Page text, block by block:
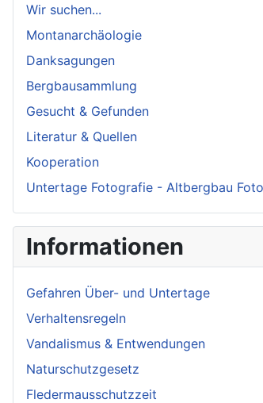
Wir suchen...
Montanarchäologie
Danksagungen
Bergbausammlung
Gesucht & Gefunden
Literatur & Quellen
Kooperation
Untertage Fotografie - Altbergbau
Informationen
Gefahren Über- und Untertage
Verhaltensregeln
Vandalismus & Entwendungen
Naturschutzgesetz
Fledermausschutzzeit